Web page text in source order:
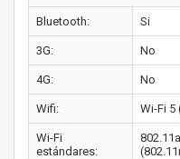
Bluetooth: Si
3G: No
4G: No
Wifi: Wi-Fi 5
Wi-Fi
estándares: